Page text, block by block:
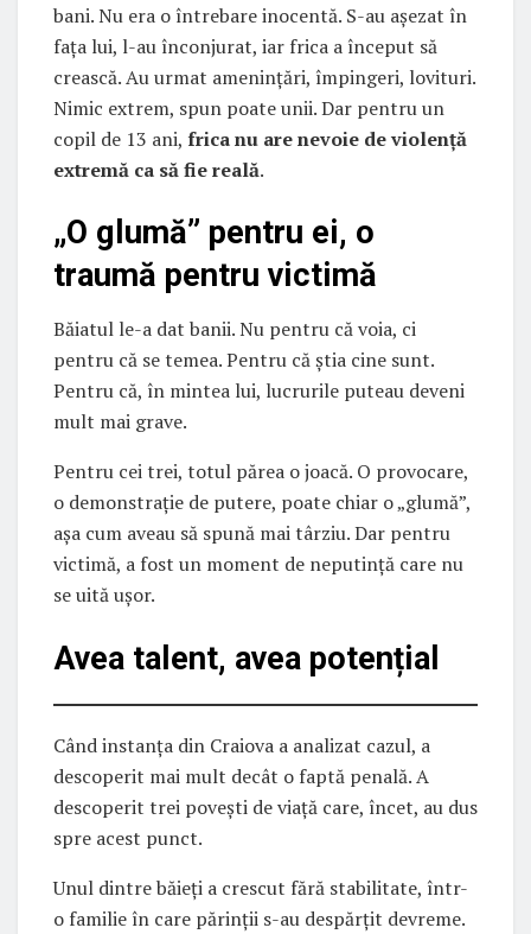
bani. Nu era o întrebare inocentă. S-au așezat în
fața lui, l-au înconjurat, iar frica a început să
crească. Au urmat amenințări, împingeri, lovituri.
Nimic extrem, spun poate unii. Dar pentru un
copil de 13 ani, frica nu are nevoie de violență
extremă ca să fie reală.
„O glumă” pentru ei, o
traumă pentru victimă
Băiatul le-a dat banii. Nu pentru că voia, ci
pentru că se temea. Pentru că știa cine sunt.
Pentru că, în mintea lui, lucrurile puteau deveni
mult mai grave.
Pentru cei trei, totul părea o joacă. O provocare,
o demonstrație de putere, poate chiar o „glumă”,
așa cum aveau să spună mai târziu. Dar pentru
victimă, a fost un moment de neputință care nu
se uită ușor.
Avea talent, avea potențial
Când instanța din Craiova a analizat cazul, a
descoperit mai mult decât o faptă penală. A
descoperit trei povești de viață care, încet, au dus
spre acest punct.
Unul dintre băieți a crescut fără stabilitate, într-
o familie în care părinții s-au despărțit devreme.